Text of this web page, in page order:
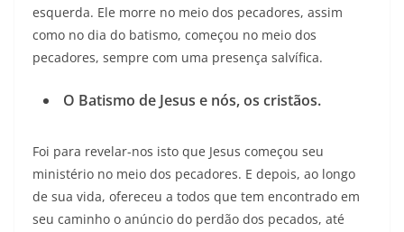
esquerda. Ele morre no meio dos pecadores, assim
como no dia do batismo, começou no meio dos
pecadores, sempre com uma presença salvífica.
O Batismo de Jesus e nós, os cristãos.
Foi para revelar-nos isto que Jesus começou seu
ministério no meio dos pecadores. E depois, ao longo
de sua vida, ofereceu a todos que tem encontrado em
seu caminho o anúncio do perdão dos pecados, até